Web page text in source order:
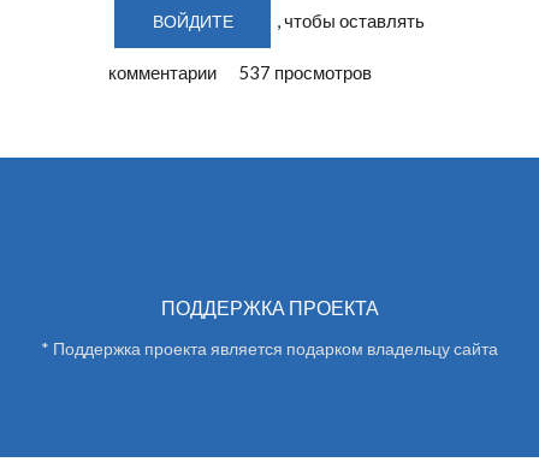
ВОЙДИТЕ , чтобы оставлять
комментарии 537 просмотров
ПОДДЕРЖКА ПРОЕКТА
* Поддержка проекта является подарком владельцу сайта